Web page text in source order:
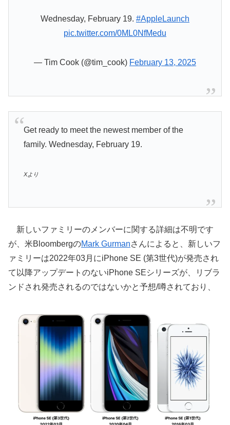
Wednesday, February 19. #AppleLaunch
pic.twitter.com/0ML0NfMedu
— Tim Cook (@tim_cook) February 13, 2025
Get ready to meet the newest member of the
family. Wednesday, February 19.
Xより
新しいファミリーのメンバーに関する詳細は不明です
が、米BloombergのMark Gurmanさんによると、新しいフ
ァミリーは2022年03月にiPhone SE (第3世代)が発売され
て以降アップデートのないiPhone SEシリーズが、リブラ
ンドされ発売されるのではないかと予想/噂されており、